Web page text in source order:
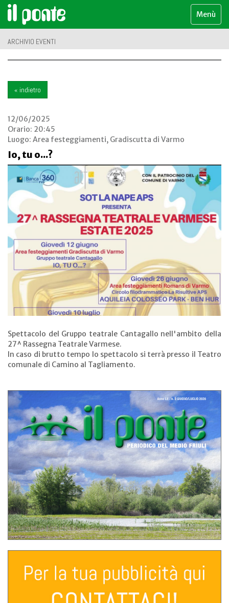
Menù
ARCHIVIO EVENTI
« indietro
12/06/2025
Orario: 20:45
Luogo: Area festeggiamenti, Gradiscutta di Varmo
Io, tu o...?
Spettacolo del Gruppo teatrale Cantagallo nell'ambito della
27^ Rassegna Teatrale Varmese.
In caso di brutto tempo lo spettacolo si terrà presso il Teatro
comunale di Camino al Tagliamento.